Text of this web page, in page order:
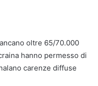
oltre 65/70.000
hanno permesso di
carenze diffuse